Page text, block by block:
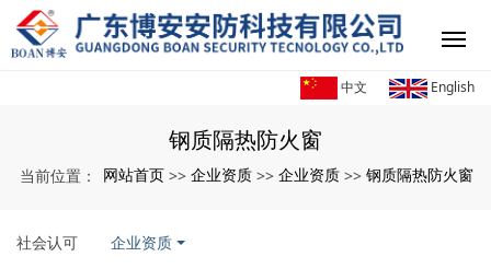
中文 English
钢质隔热防火窗
当前位置： 网站首页 >> 企业资质 >> 企业资质 >> 钢质隔热防火窗
社会认可 企业资质